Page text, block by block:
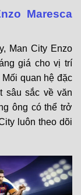
Maresca
Man City Enzo
giá cho vị trí
quan hệ đặc
sâu sắc về văn
ông có thể trở
luôn theo dõi